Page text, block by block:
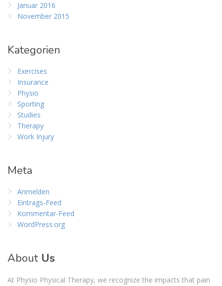
Januar 2016
November 2015
Kategorien
Exercises
Insurance
Physio
Sporting
Studies
Therapy
Work Injury
Meta
Anmelden
Eintrags-Feed
Kommentar-Feed
WordPress.org
About Us
At Physio Physical Therapy, we recognize the impacts that pain